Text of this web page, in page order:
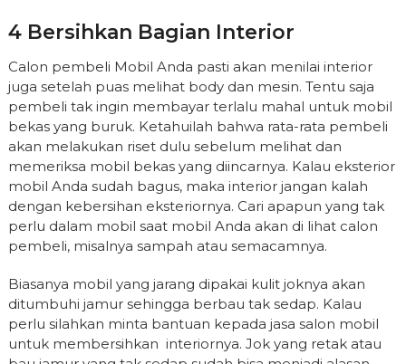
4 Bersihkan Bagian Interior
Calon pembeli Mobil Anda pasti akan menilai interior
juga setelah puas melihat body dan mesin. Tentu saja
pembeli tak ingin membayar terlalu mahal untuk mobil
bekas yang buruk. Ketahuilah bahwa rata-rata pembeli
akan melakukan riset dulu sebelum melihat dan
memeriksa mobil bekas yang diincarnya. Kalau eksterior
mobil Anda sudah bagus, maka interior jangan kalah
dengan kebersihan eksteriornya. Cari apapun yang tak
perlu dalam mobil saat mobil Anda akan di lihat calon
pembeli, misalnya sampah atau semacamnya.
Biasanya mobil yang jarang dipakai kulit joknya akan
ditumbuhi jamur sehingga berbau tak sedap. Kalau
perlu silahkan minta bantuan kepada jasa salon mobil
untuk membersihkan interiornya. Jok yang retak atau